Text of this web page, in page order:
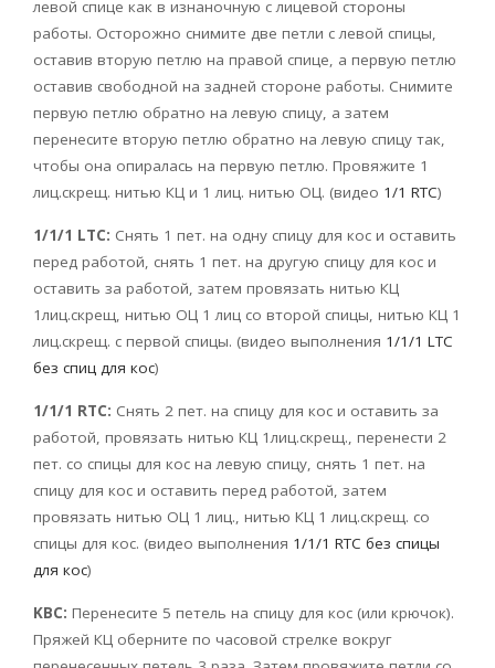
левой спице как в изнаночную с лицевой стороны
работы. Осторожно снимите две петли с левой спицы,
оставив вторую петлю на правой спице, а первую петлю
оставив свободной на задней стороне работы. Снимите
первую петлю обратно на левую спицу, а затем
перенесите вторую петлю обратно на левую спицу так,
чтобы она опиралась на первую петлю. Провяжите 1
лиц.скрещ. нитью КЦ и 1 лиц. нитью ОЦ. (видео 1/1 RTC)
1/1/1 LTC: Снять 1 пет. на одну спицу для кос и оставить
перед работой, снять 1 пет. на другую спицу для кос и
оставить за работой, затем провязать нитью КЦ
1лиц.скрещ, нитью ОЦ 1 лиц со второй спицы, нитью КЦ 1
лиц.скрещ. с первой спицы. (видео выполнения 1/1/1 LTC
без спиц для кос)
1/1/1 RTC: Снять 2 пет. на спицу для кос и оставить за
работой, провязать нитью КЦ 1лиц.скрещ., перенести 2
пет. со спицы для кос на левую спицу, снять 1 пет. на
спицу для кос и оставить перед работой, затем
провязать нитью ОЦ 1 лиц., нитью КЦ 1 лиц.скрещ. со
спицы для кос. (видео выполнения 1/1/1 RTC без спицы
для кос)
KBC: Перенесите 5 петель на спицу для кос (или крючок).
Пряжей КЦ оберните по часовой стрелке вокруг